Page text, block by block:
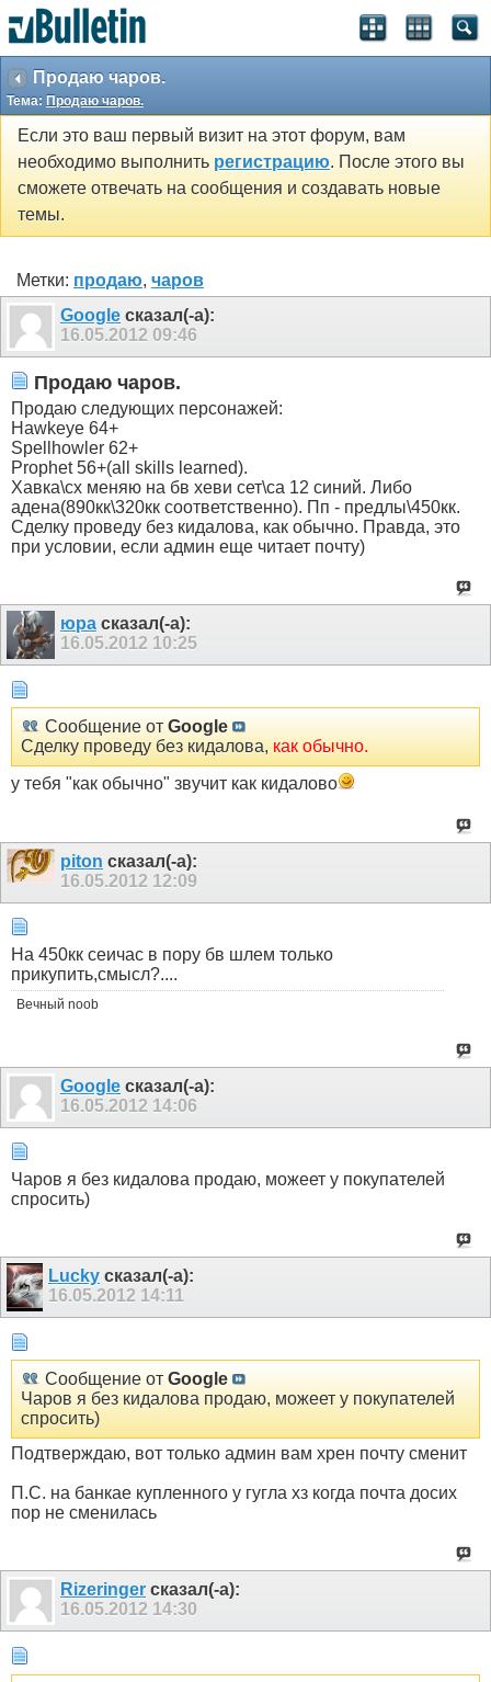
Продаю чаров.
Тема: Продаю чаров.
Если это ваш первый визит на этот форум, вам
необходимо выполнить регистрацию. После этого вы
сможете отвечать на сообщения и создавать новые
темы.
Метки: продаю, чаров
Google сказал(-а):
16.05.2012 09:46
Продаю чаров.
Продаю следующих персонажей:
Hawkeye 64+
Spellhowler 62+
Prophet 56+(all skills learned).
Хавка\сх меняю на бв хеви сет\са 12 синий. Либо
адена(890кк\320кк соответственно). Пп - предлы\450кк.
Сделку проведу без кидалова, как обычно. Правда, это
при условии, если админ еще читает почту)
юра сказал(-а):
16.05.2012 10:25
Сообщение от Google
Сделку проведу без кидалова, как обычно.
у тебя "как обычно" звучит как кидалово
piton сказал(-а):
16.05.2012 12:09
На 450кк сеичас в пору бв шлем только
прикупить,смысл?....
Вечный noob
Google сказал(-а):
16.05.2012 14:06
Чаров я без кидалова продаю, можеет у покупателей
спросить)
Lucky сказал(-а):
16.05.2012 14:11
Сообщение от Google
Чаров я без кидалова продаю, можеет у покупателей
спросить)
Подтверждаю, вот только админ вам хрен почту сменит
П.С. на банкае купленного у гугла хз когда почта досих
пор не сменилась
Rizeringer сказал(-а):
16.05.2012 14:30